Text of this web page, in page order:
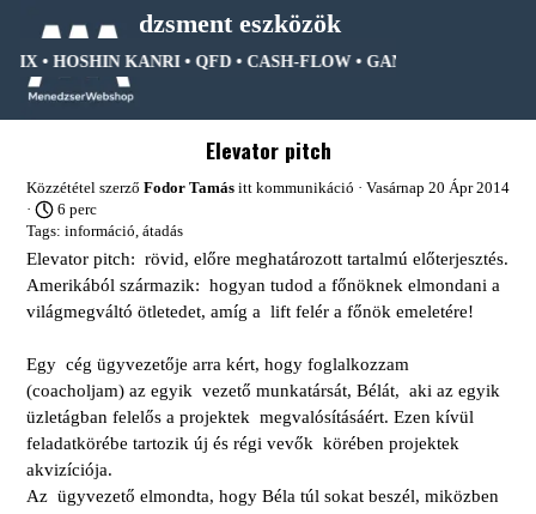
Menedzsment eszközök
• HOSHIN KANRI • QFD • CASH-FLOW • GANTT DIAGRAM • FA
Ugrás a menüre
Elevator pitch
Közzététel szerző Fodor Tamás itt kommunikáció · Vasárnap 20 Ápr 2014
·
6 perc
Tags: információ, átadás
Elevator pitch: rövid, előre meghatározott tartalmú előterjesztés.
Amerikából származik: hogyan tudod a főnöknek elmondani a
világmegváltó ötletedet, amíg a lift felér a főnök emeletére!
Egy cég ügyvezetője arra kért, hogy foglalkozzam
(coacholjam) az egyik vezető munkatársát, Bélát, aki az egyik
üzletágban felelős a projektek megvalósításáért. Ezen kívül
feladatkörébe tartozik új és régi vevők körében projektek
akvizíciója.
Az ügyvezető elmondta, hogy Béla túl sokat beszél, miközben